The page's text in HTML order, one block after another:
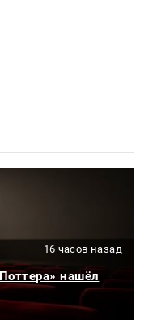
16 часов назад
нашёл